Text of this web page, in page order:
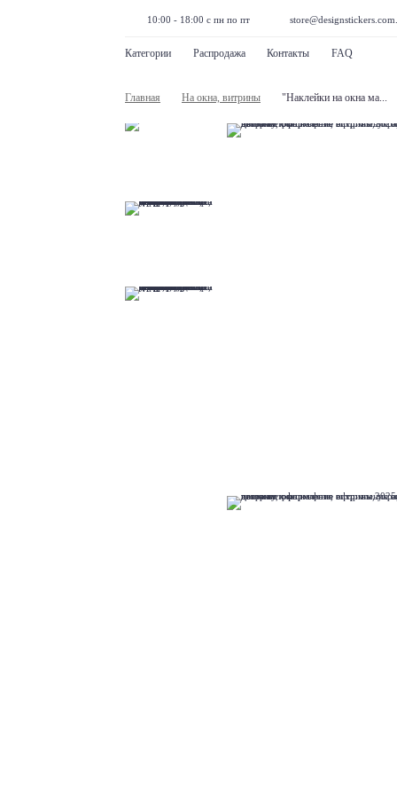
10:00 - 18:00 с пн по пт
Категории Распродажа Контакты FAQ
Главная На окна, витрины "Наклейки на окна ма...